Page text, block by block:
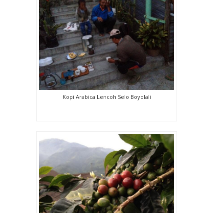
Kopi Arabica Lencoh Selo Boyolali